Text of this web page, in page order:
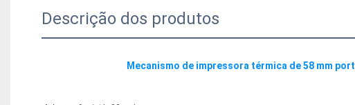
Descrição dos produtos